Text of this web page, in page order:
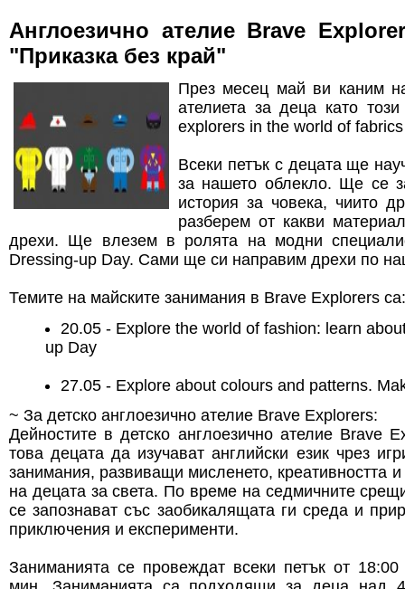
Англоезично ателие Brave
"Приказка без край"
През месец май ви каним
ателиета за деца като
explorers in the world of
Всеки петък с децата ще
за нашето облекло. Ще се
история за човека, чиито
разберем от какви
дрехи. Ще влезем в ролята на модни
Dressing-up Day. Сами ще си направим дрехи по
Темите на майските занимания в Brave Explorers са:
20.05 - Explore the world of fashion: learn
up Day
27.05 - Explore about colours and patterns.
~ За детско англоезично ателие Brave Explorers:
Дейностите в детско англоезично ателие Brave
това децата да изучават английски език чрез
занимания, развиващи мисленето, креативността
на децата за света. По време на седмичните
се запознават със заобикалящата ги среда и
приключения и експерименти.
Заниманията се провеждат всеки петък от